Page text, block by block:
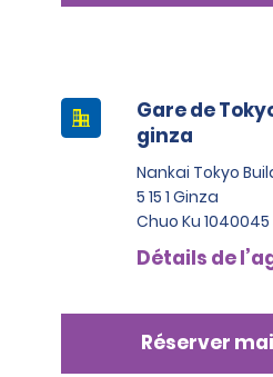
Gare de
ginza
Nankai Tokyo
5 15 1 Ginza
Chuo Ku 1040045
Détails de
Réserver